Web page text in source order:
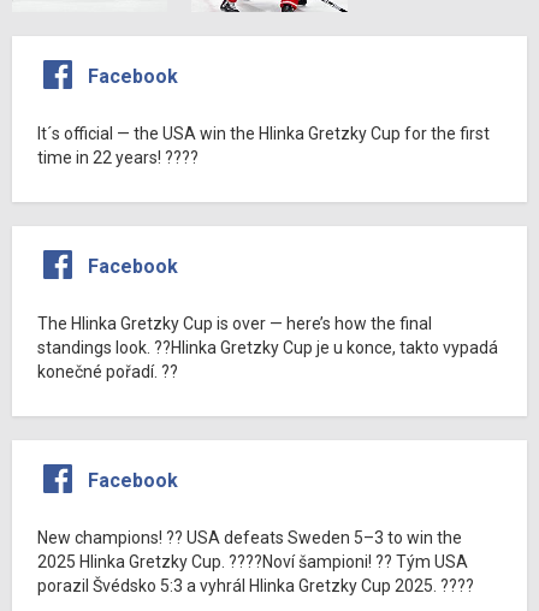
Facebook
It´s official — the USA win the Hlinka Gretzky Cup for the first
time in 22 years! ????
Facebook
The Hlinka Gretzky Cup is over — here’s how the final
standings look. ??Hlinka Gretzky Cup je u konce, takto vypadá
konečné pořadí. ??
Facebook
New champions! ?? USA defeats Sweden 5–3 to win the
2025 Hlinka Gretzky Cup. ????Noví šampioni! ?? Tým USA
porazil Švédsko 5:3 a vyhrál Hlinka Gretzky Cup 2025. ????